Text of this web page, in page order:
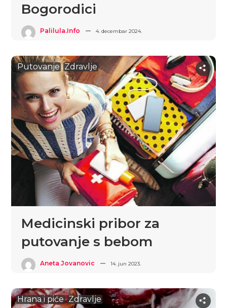
Bogorodici
Palilula.info 4. decembar 2024.
Putovanje Zdravlje
Medicinski pribor za
putovanje s bebom
Aneta Jovanovic 14. jun 2023.
Hrana i piće Zdravlje